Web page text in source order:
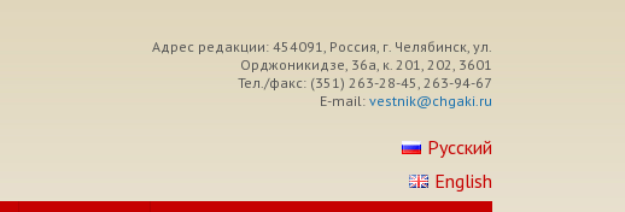
Адрес редакции: 454091, Россия, г. Челябинск, ул.
Орджоникидзе, 36а, к. 201, 202, 3601
Тел./факс: (351) 263-28-45, 263-94-67
E-mail: vestnik@chgaki.ru
Русский
English